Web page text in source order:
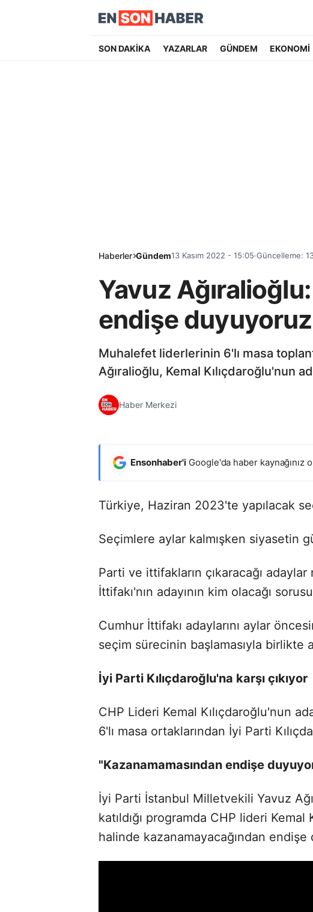
SON DAKİKA YAZARLAR GÜNDEM EKONOMİ
Haberler Gündem13 Kasım 2022 - 15:05 Güncelleme:
Yavuz
endişe duyuyoruz
Muhalefet liderlerinin 6'lı masa
Ağıralioğlu, Kemal Kılıçdaroğlu'nun
Haber Merkezi
Ensonhaber'i Google'da haber kaynağınız
Türkiye, Haziran 2023'te yapılacak
Seçimlere aylar kalmışken siyasetin
Parti ve ittifakların çıkaracağı
İttifakı'nın adayının kim olacağı
Cumhur İttifakı adaylarını aylar
seçim sürecinin başlamasıyla birlikte
İyi Parti Kılıçdaroğlu'na karşı çıkıyor
CHP Lideri Kemal Kılıçdaroğlu'nun
6'lı masa ortaklarından İyi Parti
"Kazanamamasından endişe
İyi Parti İstanbul Milletvekili Yavuz
katıldığı programda CHP lideri Kemal
halinde kazanamayacağından endişe